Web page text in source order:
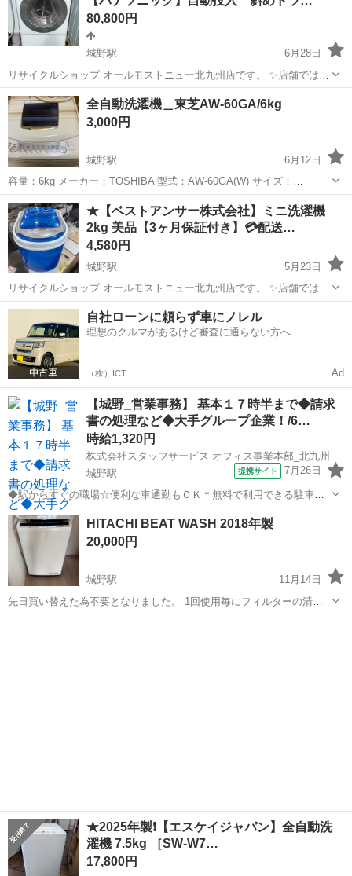
80,800円
城野駅
6月28日
リサイクルショップ オールモストニュー北九州店です。 ✨️店舗では、
期間限定でネット表示価格よりも特別割引をしている商品もございま
す!! 気になっている商品がありましまら、是非ご来店いただくかお問
い合わせ下さいませ!...
福岡 北九州市 城野駅 生活家電
全自動洗濯機＿東芝AW-60GA/6kg
3,000円
城野駅
6月12日
容量：6kg メーカー：TOSHIBA 型式：AW-60GA(W) サイズ：
585x928x552 mm （幅×高さ×奥行）給・排水ホースを含む 運び出す
時はお手伝いをお願いします。
福岡 北九州市 城野駅 生活家電
★【ベストアンサー株式会社】ミニ洗濯機
2kg 美品【3ヶ月保証付き】💳配送…
4,580円
城野駅
5月23日
リサイクルショップ オールモストニュー北九州店です。 ✨️店舗では、
期間限定でネット表示価格よりも特別割引をしている商品もございま
す!! 気になっている商品がありましまら、是非ご来店いただくかお問
い合わせ下さいませ!! ...
福岡 北九州市 城野駅 生活家電 商品
自社ローンに頼らず車にノレル
理想のクルマがあるけど審査に通らない方へ
（株）ICT Ad
【城野_営業事務】 基本１７時半まで◆請求
書の処理など◆大手グループ企業！/6…
時給1,320円
株式会社スタッフサービス オフィス事業本部_北九州
城野駅
提携サイト 7月26日
◆駅からすぐの職場☆便利な車通勤もＯＫ＊無料で利用できる駐車場
完備！ 近くにコンビニがあり何かと便利♪オフィスカジュアル・ネイ
ル可！同業務の方が在籍中です！◎医療関係の設備・機器メーカー◎
ＯＪＴがしっかりあり、業務習得をサ...
福岡 北九州市 城野駅 事務
HITACHI BEAT WASH 2018年製
20,000円
城野駅
11月14日
先日買い替えた為不要となりました。 1回使用毎にフィルターの清掃
★2025年製❗️【エスケイジャパン】全自動洗
濯機 7.5kg ［SW-W7…
17,800円